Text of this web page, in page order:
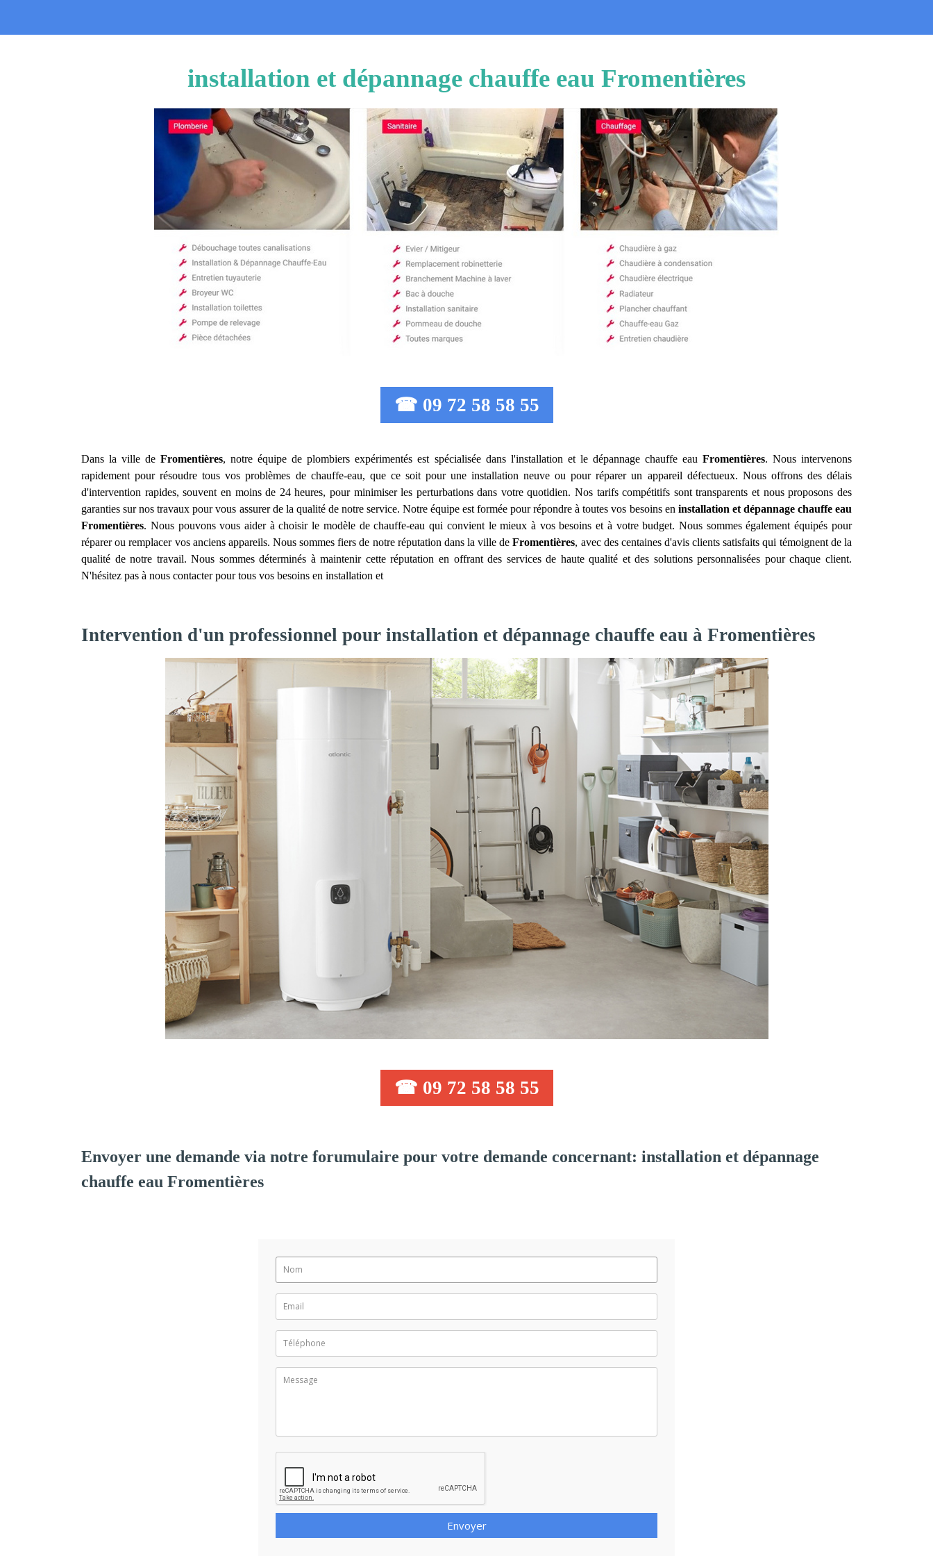
installation et dépannage chauffe eau Fromentières
☎ 09 72 58 58 55
Dans la ville deFromentières, notre équipe de plombiers expérimentés est spécialisée dans l'installation et le dépannage chauffe eau Fromentières. Nous intervenons
rapidement pour résoudre tous vos problèmes de chauffe-eau, que ce soit pour une installation neuve ou pour réparer un appareil défectueux. Nous offrons des délais
d'intervention rapides, souvent en moins de 24 heures, pour minimiser les perturbations dans votre quotidien. Nos tarifs compétitifs sont transparents et nous proposons des
garanties sur nos travaux pour vous assurer de la qualité de notre service. Notre équipe est formée pour répondre à toutes vos besoins en installation et dépannage chauffe eau
Fromentières. Nous pouvons vous aider à choisir le modèle de chauffe-eau qui convient le mieux à vos besoins et à votre budget. Nous sommes également équipés pour
réparer ou remplacer vos anciens appareils. Nous sommes fiers de notre réputation dans la ville deFromentières, avec des centaines d'avis clients satisfaits qui témoignent de la
qualité de notre travail. Nous sommes déterminés à maintenir cette réputation en offrant des services de haute qualité et des solutions personnalisées pour chaque client.
N'hésitez pas à nous contacter pour tous vos besoins en installation et
Intervention d'un professionnel pour installation et dépannage chauffe eau à Fromentières
☎ 09 72 58 58 55
Envoyer une demande via notre forumulaire pour votre demande concernant: installation et dépannage
chauffe eau Fromentières
Envoyer